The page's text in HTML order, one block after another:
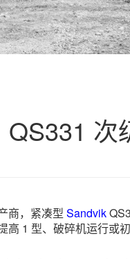
QS331 次
商，紧凑型 Sandvik
高 1 型、破碎机运行或